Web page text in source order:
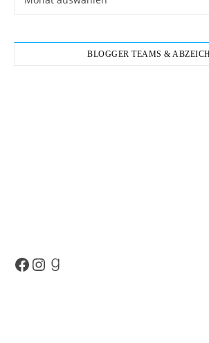
BLOGGER TEAMS &
Facebook
Instagram
Goodreads